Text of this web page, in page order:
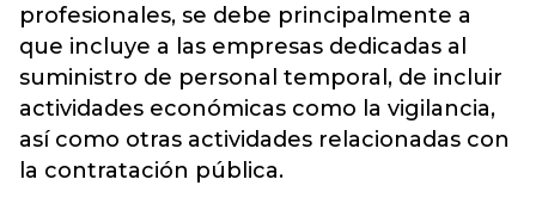
profesionales, se debe principalmente a
que incluye a las empresas dedicadas al
suministro de personal temporal, de incluir
actividades económicas como la vigilancia,
así como otras actividades relacionadas con
la contratación pública.